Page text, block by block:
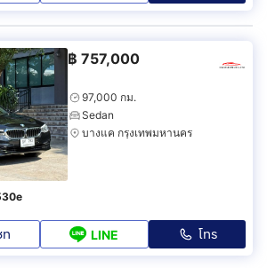
฿ 757,000
97,000 กม.
Sedan
บางแค กรุงเทพมหานคร
LINE โทร